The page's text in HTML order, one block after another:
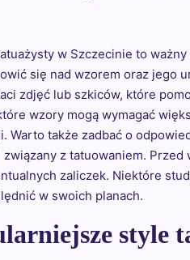
w Szczecinie to
się nad wzorem oraz jego
zdjęć lub szkiców, które
wzory mogą wymagać
Warto także zadbać o
z tatuowaniem.
zaliczek. Niektóre
w swoich planach.
style